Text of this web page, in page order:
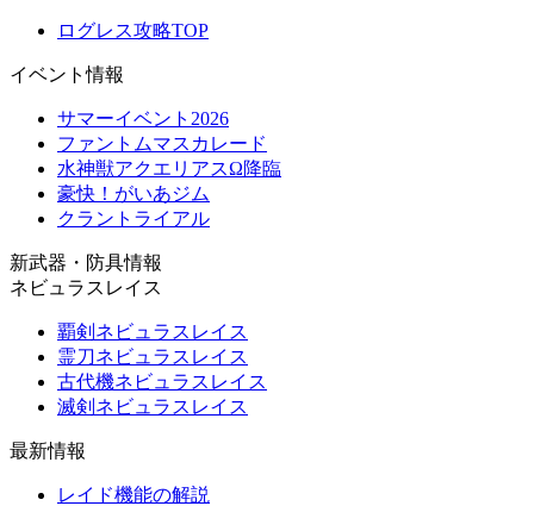
ログレス攻略TOP
イベント情報
サマーイベント2026
ファントムマスカレード
水神獣アクエリアスΩ降臨
豪快！がいあジム
クラントライアル
新武器・防具情報
ネビュラスレイス
覇剣ネビュラスレイス
霊刀ネビュラスレイス
古代機ネビュラスレイス
滅剣ネビュラスレイス
最新情報
レイド機能の解説